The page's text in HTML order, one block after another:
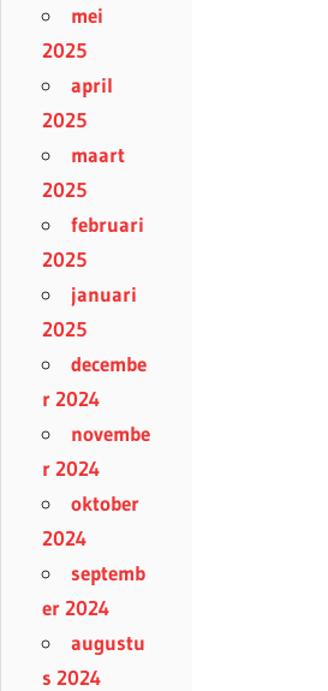
mei
2025
april
2025
maart
2025
februari
2025
januari
2025
decembe
r 2024
novembe
r 2024
oktober
2024
septemb
er 2024
augustu
s 2024